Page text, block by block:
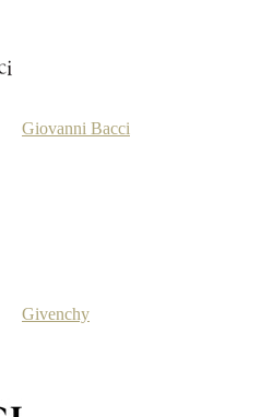
Giovanni Bacci
Givenchy